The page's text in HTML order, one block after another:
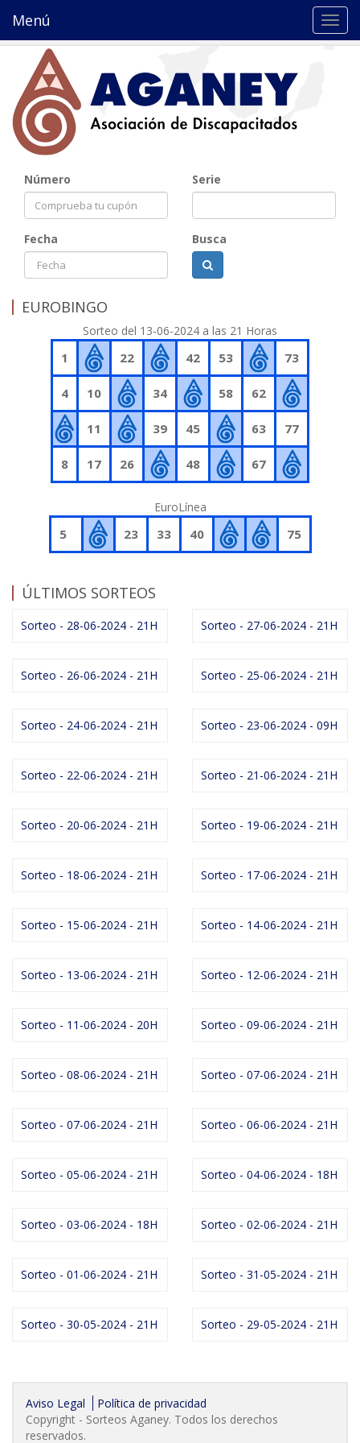
Número Serie
Fecha Busca
Menú
EUROBINGO
Sorteo del 13-06-2024 a las 21 Horas
1 22 42 53 73
4 10 34 58 62
11 39 45 63 77
8 17 26 48 67
EuroLínea
5 23 33 40 75
ÚLTIMOS SORTEOS
Sorteo - 28-06-2024 - 21H Sorteo - 27-06-2024 - 21H
Sorteo - 26-06-2024 - 21H Sorteo - 25-06-2024 - 21H
Sorteo - 24-06-2024 - 21H Sorteo - 23-06-2024 - 09H
Sorteo - 22-06-2024 - 21H Sorteo - 21-06-2024 - 21H
Sorteo - 20-06-2024 - 21H Sorteo - 19-06-2024 - 21H
Sorteo - 18-06-2024 - 21H Sorteo - 17-06-2024 - 21H
Sorteo - 15-06-2024 - 21H Sorteo - 14-06-2024 - 21H
Sorteo - 13-06-2024 - 21H Sorteo - 12-06-2024 - 21H
Sorteo - 11-06-2024 - 20H Sorteo - 09-06-2024 - 21H
Sorteo - 08-06-2024 - 21H Sorteo - 07-06-2024 - 21H
Sorteo - 07-06-2024 - 21H Sorteo - 06-06-2024 - 21H
Sorteo - 05-06-2024 - 21H Sorteo - 04-06-2024 - 18H
Sorteo - 03-06-2024 - 18H Sorteo - 02-06-2024 - 21H
Sorteo - 01-06-2024 - 21H Sorteo - 31-05-2024 - 21H
Sorteo - 30-05-2024 - 21H Sorteo - 29-05-2024 - 21H
Aviso Legal
Política de privacidad
Copyright - Sorteos Aganey. Todos los derechos
reservados.